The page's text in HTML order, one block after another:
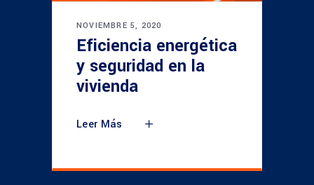
NOVIEMBRE 5, 2020
Eficiencia energética
y seguridad en la
vivienda
Leer Más